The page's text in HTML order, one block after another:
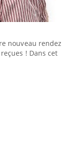
nouveau rendez-
! Dans cet